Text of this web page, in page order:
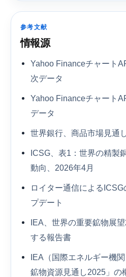
参考文献
情報源
Yahoo Financeチャート
次データ
Yahoo Financeチャート
データ
世界銀行、商品市場見通
ICSG、表1：世界の精製
動向、2026年4月
ロイター通信による
プデート
IEA、世界の重要鉱物展
する報告書
IEA（国際エネルギー機
鉱物資源見通し2025」の